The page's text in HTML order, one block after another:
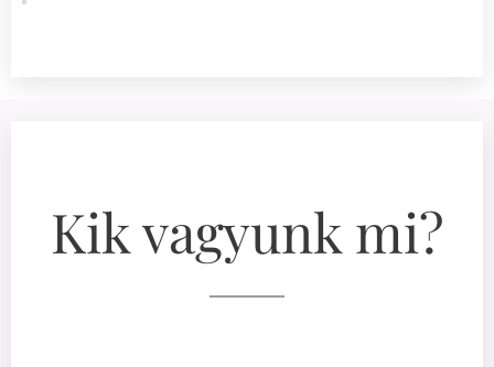
Kik vagyunk mi?